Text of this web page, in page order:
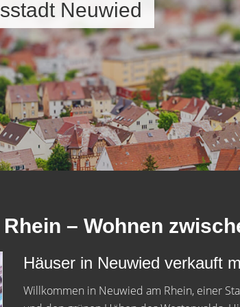
Neuwied
– Wohnen
Häuser in Neuwied verkauft
Willkommen in Neuwied am Rhein, einer